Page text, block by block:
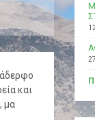
και
μα